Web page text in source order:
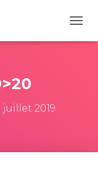
U
juillet 2019